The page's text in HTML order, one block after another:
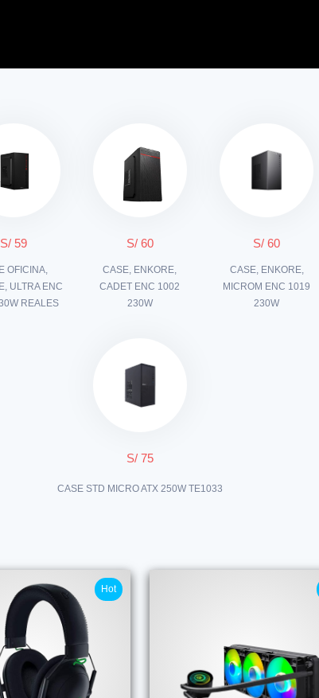
S/ 59
OFICINA,
ULTRA ENC
REALES
S/ 60
CASE, ENKORE,
CADET ENC 1002
230W
S/ 60
CASE, ENKORE,
MICROM ENC 1019
230W
S/ 75
CASE STD MICRO ATX 250W TE1033
Hot